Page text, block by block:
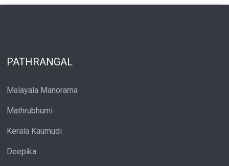
PATHRANGAL
Malayala Manorama
Mathrubhumi
Kerala Kaumudi
Deepika